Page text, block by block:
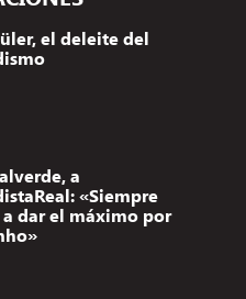
el deleite del
a
«Siempre
dar el máximo por